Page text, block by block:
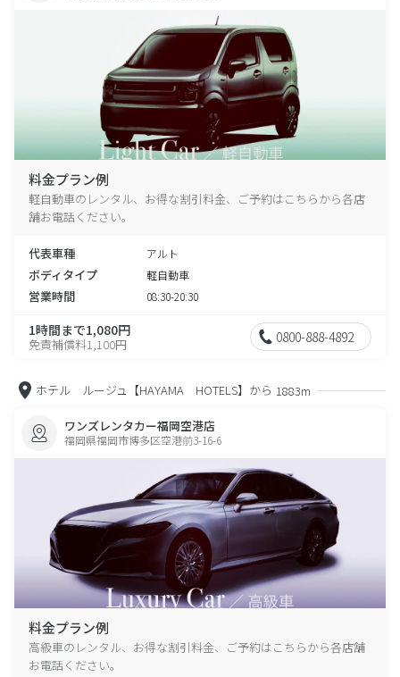
料金プラン例
軽自動車のレンタル、お得な割引料金、ご予約はこちらから各店
舗お電話ください。
代表車種 アルト
ボディタイプ 軽自動車
営業時間 08:30-20:30
1時間まで1,080円
免責補償料1,100円 0800-888-4892
ホテル ルージュ【HAYAMA HOTELS】から 1883m
ワンズレンタカー福岡空港店
福岡県福岡市博多区空港前3-16-6
料金プラン例
高級車のレンタル、お得な割引料金、ご予約はこちらから各店舗
お電話ください。